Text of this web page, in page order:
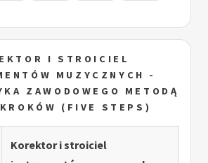
I STROICIEL
MUZYCZNYCH -
ZAWODOWEGO METODĄ
(FIVE STEPS)
Korektor i stroiciel